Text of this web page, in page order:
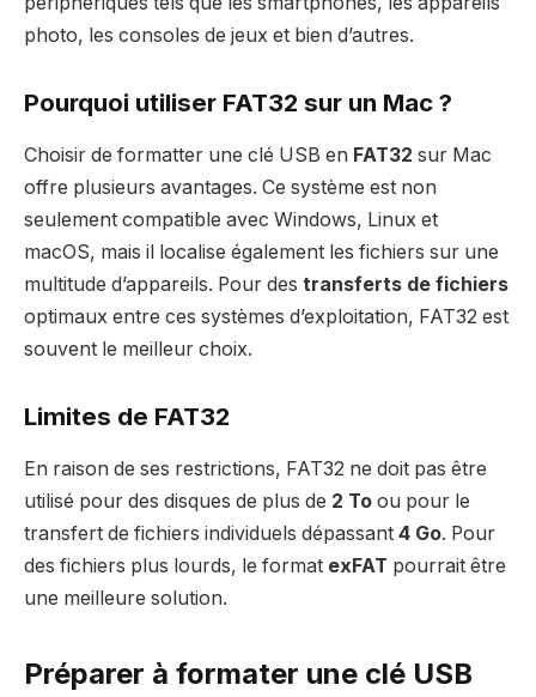
photo, les consoles de jeux et bien d’autres.
Pourquoi utiliser FAT32 sur un Mac ?
Choisir de formatter une clé USB en FAT32 sur Mac
offre plusieurs avantages. Ce système est non
seulement compatible avec Windows, Linux et
macOS, mais il localise également les fichiers sur une
multitude d’appareils. Pour des transferts de fichiers
optimaux entre ces systèmes d’exploitation, FAT32 est
souvent le meilleur choix.
Limites de FAT32
En raison de ses restrictions, FAT32 ne doit pas être
utilisé pour des disques de plus de 2 To ou pour le
transfert de fichiers individuels dépassant 4 Go. Pour
des fichiers plus lourds, le format exFAT pourrait être
une meilleure solution.
Préparer à formater une clé USB